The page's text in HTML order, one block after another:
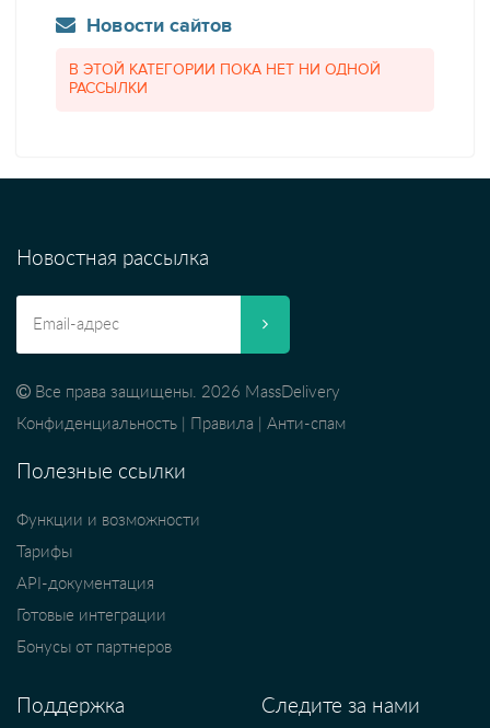
Новости сайтов
В ЭТОЙ КАТЕГОРИИ ПОКА НЕТ НИ ОДНОЙ
РАССЫЛКИ
Новостная рассылка
Все права защищены. 2026 MassDelivery
Конфиденциальность
Правила Анти-спам
Полезные ссылки
Функции и возможности
Тарифы
API-документация
Готовые интеграции
Бонусы от партнеров
Поддержка Следите за нами